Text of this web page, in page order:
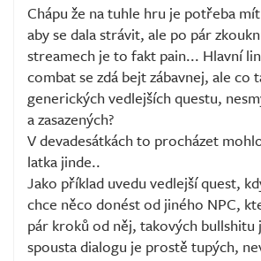
Chápu že na tuhle hru je potřeba
aby se dala strávit, ale po pár
streamech je to fakt pain... Hlavní
combat se zdá bejt zábavnej, ale co
generických vedlejších questu,
a zasazených?
V devadesátkách to procházet
latka jinde..
Jako příklad uvedu vedlejší quest,
chce něco donést od jiného NPC,
pár kroků od něj, takových bullshitu
spousta dialogu je prostě tupých,